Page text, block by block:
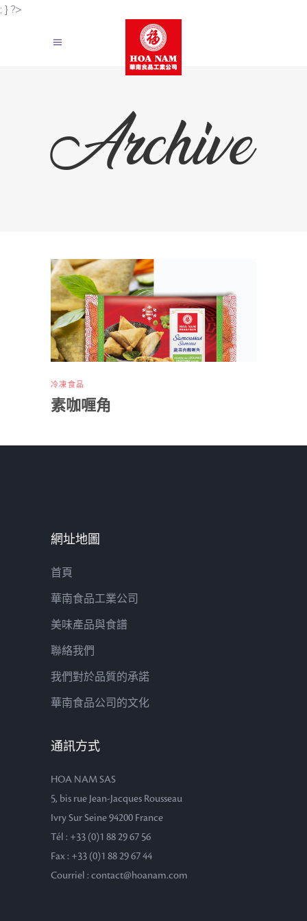
; } ?>
Archive
冷凍食品
素咖喱角
網址地圖
首頁
華南食品工業公司
美味產品與食譜
聯絡我們
我們對於品質的承諾
華南食品公司的文化
通訊方式
HOA NAM SAS
5, bis rue Jean-Jacques Rousseau
Ivry Sur Seine 94200 France
Tél : +33 (0)1 88 29 67 56
Fax : +33 (0)1 88 29 67 44
Courriel : contact@hoanam.com